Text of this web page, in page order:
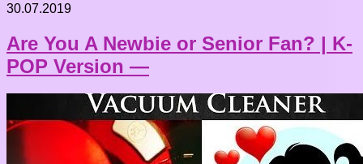
30.07.2019
Are You A Newbie or Senior Fan? | K-
POP Version —